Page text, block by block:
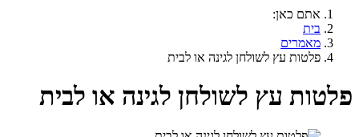
אתם כאן:
בית
מאמרים
פלטות עץ לשולחן לגינה או לבית
פלטות עץ לשולחן לגינה או לבית